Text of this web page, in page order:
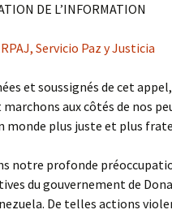
DE L’INFORMATION
Servicio Paz y Justicia
et soussignés de cet
aux côtés de nos
monde plus juste et plus
notre profonde
du gouvernement de
De telles actions